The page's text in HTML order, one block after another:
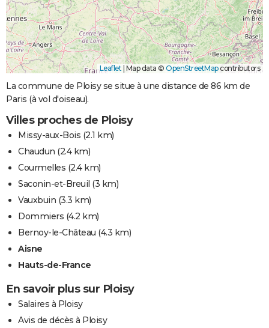
Leaflet Map data © OpenStreetMapcontributors
La commune de Ploisy se situe à une distance de 86 km de
Paris (à vol d'oiseau).
Villes proches de Ploisy
Missy-aux-Bois (2.1 km)
Chaudun (2.4 km)
Courmelles (2.4 km)
Saconin-et-Breuil (3 km)
Vauxbuin (3.3 km)
Dommiers (4.2 km)
Bernoy-le-Château (4.3 km)
Aisne
Hauts-de-France
En savoir plus sur Ploisy
Salaires à Ploisy
Avis de décès à Ploisy